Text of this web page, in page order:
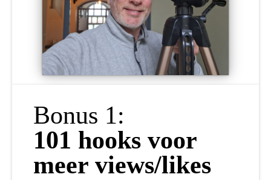
Bonus 1:
101 hooks voor
meer views/likes